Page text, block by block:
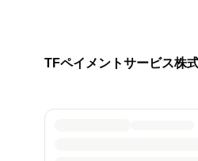
TFペイメントサービス株